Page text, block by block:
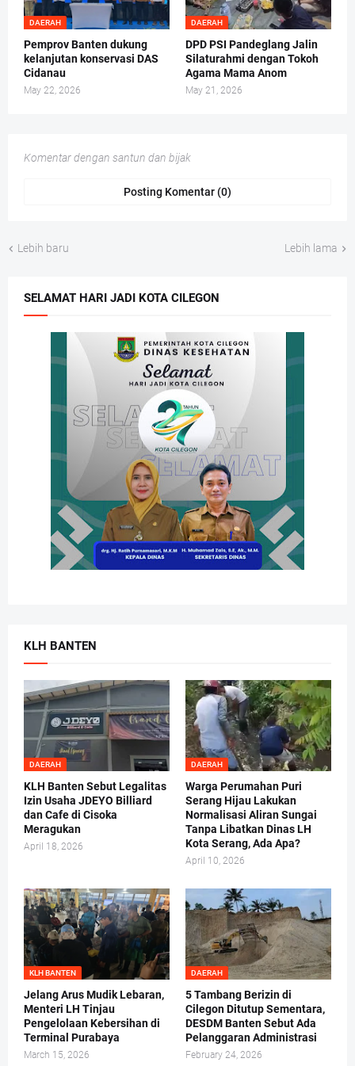
DAERAH
Pemprov Banten dukung
kelanjutan konservasi DAS
Cidanau
May 22, 2026
DAERAH
DPD PSI Pandeglang Jalin
Silaturahmi dengan Tokoh
Agama Mama Anom
May 21, 2026
Komentar dengan santun dan bijak
Posting Komentar (0)
Lebih baru Lebih lama
SELAMAT HARI JADI KOTA CILEGON
KLH BANTEN
DAERAH
KLH Banten Sebut Legalitas
Izin Usaha JDEYO Billiard
dan Cafe di Cisoka
Meragukan
April 18, 2026
DAERAH
Warga Perumahan Puri
Serang Hijau Lakukan
Normalisasi Aliran Sungai
Tanpa Libatkan Dinas LH
Kota Serang, Ada Apa?
April 10, 2026
KLH BANTEN
Jelang Arus Mudik Lebaran,
Menteri LH Tinjau
Pengelolaan Kebersihan di
Terminal Purabaya
March 15, 2026
DAERAH
5 Tambang Berizin di
Cilegon Ditutup Sementara,
DESDM Banten Sebut Ada
Pelanggaran Administrasi
February 24, 2026